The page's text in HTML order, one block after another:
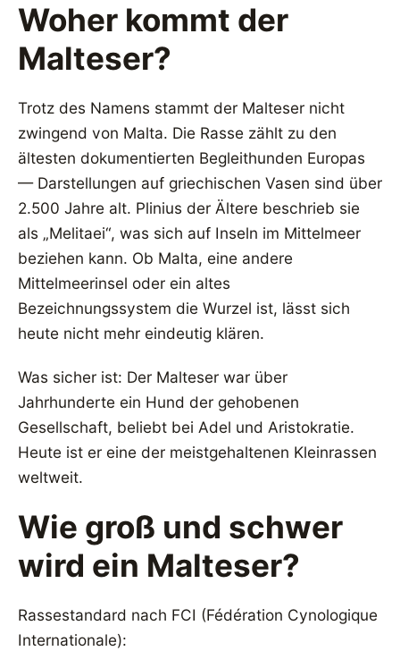
Woher kommt der
Malteser?
Trotz des Namens stammt der Malteser nicht
zwingend von Malta. Die Rasse zählt zu den
ältesten dokumentierten Begleithunden Europas
— Darstellungen auf griechischen Vasen sind über
2.500 Jahre alt. Plinius der Ältere beschrieb sie
als „Melitaei“, was sich auf Inseln im Mittelmeer
beziehen kann. Ob Malta, eine andere
Mittelmeerinsel oder ein altes
Bezeichnungssystem die Wurzel ist, lässt sich
heute nicht mehr eindeutig klären.
Was sicher ist: Der Malteser war über
Jahrhunderte ein Hund der gehobenen
Gesellschaft, beliebt bei Adel und Aristokratie.
Heute ist er eine der meistgehaltenen Kleinrassen
weltweit.
Wie groß und schwer
wird ein Malteser?
Rassestandard nach FCI (Fédération Cynologique
Internationale):